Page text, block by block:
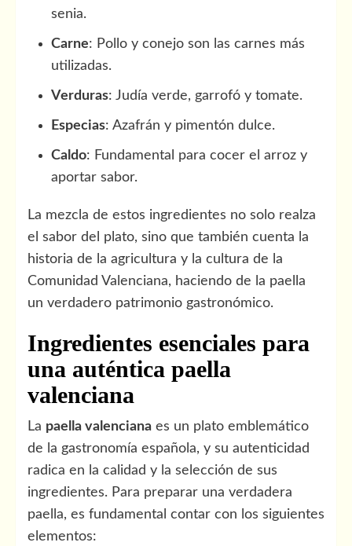
senia.
Carne: Pollo y conejo son las carnes más
utilizadas.
Verduras: Judía verde, garrofó y tomate.
Especias: Azafrán y pimentón dulce.
Caldo: Fundamental para cocer el arroz y
aportar sabor.
La mezcla de estos ingredientes no solo realza
el sabor del plato, sino que también cuenta la
historia de la agricultura y la cultura de la
Comunidad Valenciana, haciendo de la paella
un verdadero patrimonio gastronómico.
Ingredientes esenciales para
una auténtica paella
valenciana
La paella valenciana es un plato emblemático
de la gastronomía española, y su autenticidad
radica en la calidad y la selección de sus
ingredientes. Para preparar una verdadera
paella, es fundamental contar con los siguientes
elementos: